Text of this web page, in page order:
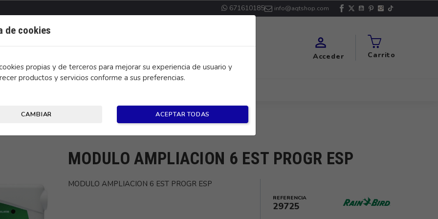
de cookies
propias y de terceros para mejorar su experiencia de usuario y
productos y servicios conforme a sus preferencias.
CAMBIAR ACEPTAR TODAS
671610185 info@aqtshop.com

Acceder Carrito
PROGR ESP
MODULO AMPLIACION 6 EST PROGR ESP
MODULO AMPLIACION 6 EST PROGR ESP
REFERENCIA
29725